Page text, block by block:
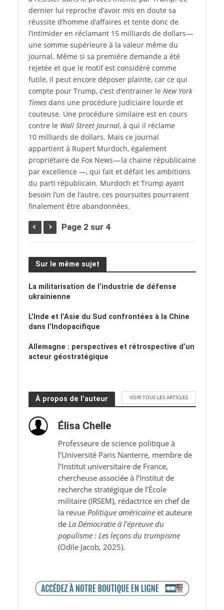
dernier lui reproche d’avoir mis en doute sa
réussite d’homme d’affaires et tente donc de
l’intimider en réclamant 15 milliards de dollars —
une somme supérieure à la valeur même du
journal. Même si sa première demande a été
rejetée et que le motif est considéré comme
futile, il peut encore déposer plainte, car ce qui
compte pour Trump, c’est d’entrainer le New York
Timesdans une procédure judiciaire lourde et
couteuse. Une procédure similaire est en cours
contre le Wall Street Journal, à qui il réclame
10 milliards de dollars. Mais ce journal
appartient à Rupert Murdoch, également
propriétaire de Fox News — la chaine républicaine
par excellence —, qui fait et défait les ambitions
du parti républicain. Murdoch et Trump ayant
besoin l’un de l’autre, ces poursuites pourraient
finalement être abandonnées.
Page 2 sur 4
Sur le même sujet
La militarisation de l’industrie de défense
ukrainienne
L’Inde et l’Asie du Sud confrontées à la Chine
dans l’Indopacifique
Allemagne : perspectives et rétrospective d’un
acteur géostratégique
À propos de l'auteur VOIR TOUS LES ARTICLES
Élisa Chelle
Professeure de science politique à
l’Université Paris Nanterre, membre de
l’Institut universitaire de France,
chercheuse associée à l’Institut de
recherche stratégique de l’École
militaire (IRSEM), rédactrice en chef de
la revue Politique américaineet auteure
de La Démocratie à l'épreuve du
populisme : Les leçons du trumpisme
(Odile Jacob, 2025).